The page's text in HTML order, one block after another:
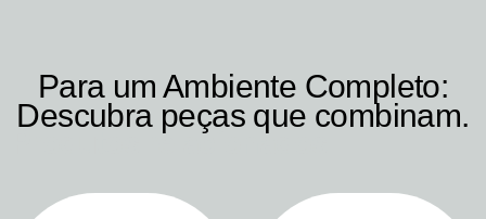
Para um Ambiente Completo:
Descubra peças que combinam.
Produtos relacionados